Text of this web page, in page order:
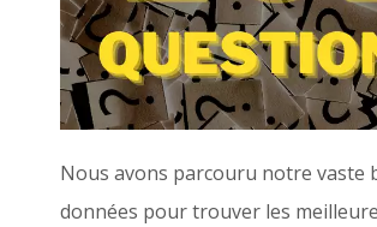
Nous avons parcouru notre vaste
données pour trouver les